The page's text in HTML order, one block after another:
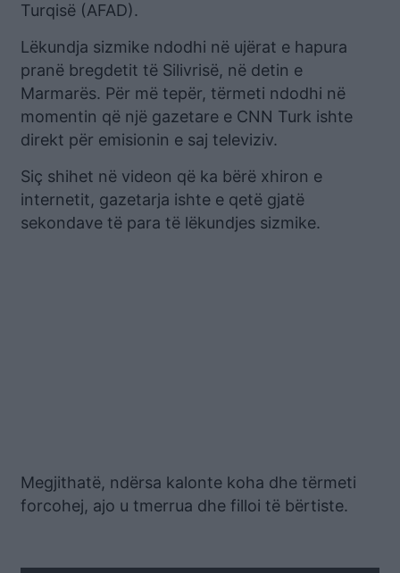
Turqisë (AFAD).
Lëkundja sizmike ndodhi në ujërat e hapura
pranë bregdetit të Silivrisë, në detin e
Marmarës. Për më tepër, tërmeti ndodhi në
momentin që një gazetare e CNN Turk ishte
direkt për emisionin e saj televiziv.
Siç shihet në videon që ka bërë xhiron e
internetit, gazetarja ishte e qetë gjatë
sekondave të para të lëkundjes sizmike.
Megjithatë, ndërsa kalonte koha dhe tërmeti
forcohej, ajo u tmerrua dhe filloi të bërtiste.